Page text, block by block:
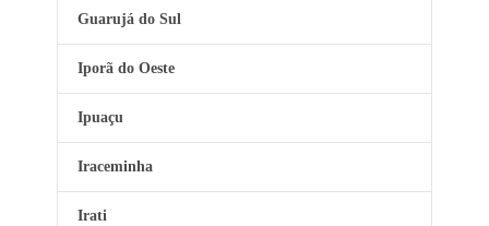
Guarujá do Sul
Iporã do Oeste
Ipuaçu
Iraceminha
Irati